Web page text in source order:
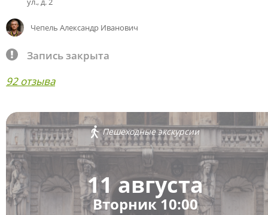
Чепель Александр Иванович
Запись закрыта
92 отзыва
Пешеходные экскурсии
11 августа
Вторник 10:00